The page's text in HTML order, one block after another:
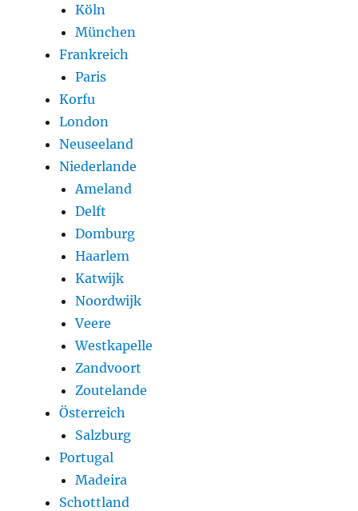
Köln
München
Frankreich
Paris
Korfu
London
Neuseeland
Niederlande
Ameland
Delft
Domburg
Haarlem
Katwijk
Noordwijk
Veere
Westkapelle
Zandvoort
Zoutelande
Österreich
Salzburg
Portugal
Madeira
Schottland